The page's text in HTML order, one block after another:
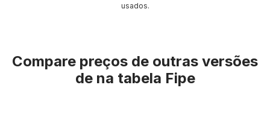
usados.
Compare preços de outras versões
de na tabela Fipe